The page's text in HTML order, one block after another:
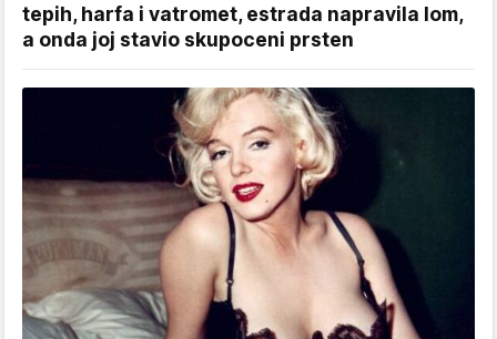
tepih, harfa i vatromet, estrada napravila lom,
a onda joj stavio skupoceni prsten